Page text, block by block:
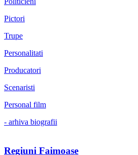
Pictori
Trupe
Personalitati
Producatori
Scenaristi
Personal film
- arhiva biografii
Regiuni Faimoase